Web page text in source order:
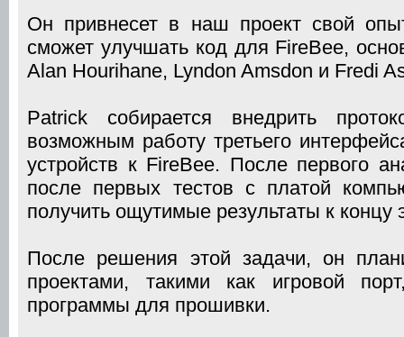
Он привнесет в наш проект свой
сможет улучшать код для FireBee,
Alan Hourihane, Lyndon Amsdon и Fredi
Patrick собирается внедрить
возможным работу третьего
устройств к FireBee. После первого
после первых тестов с платой
получить ощутимые результаты к концу
После решения этой задачи, он
проектами, такими как игровой
программы для прошивки.